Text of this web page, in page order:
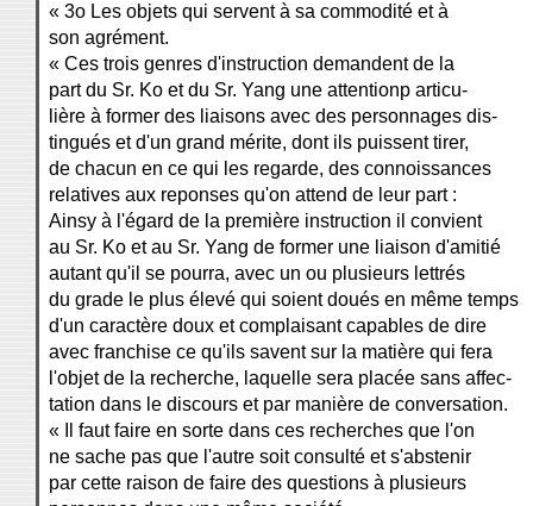
« 3o Les objets qui servent à sa commodité et à
son agrément.
« Ces trois genres d'instruction demandent de la
part du Sr. Ko et du Sr. Yang une attentionp articu-
lière à former des liaisons avec des personnages dis-
tingués et d'un grand mérite, dont ils puissent tirer,
de chacun en ce qui les regarde, des connoissances
relatives aux reponses qu'on attend de leur part :
Ainsy à l'égard de la première instruction il convient
au Sr. Ko et au Sr. Yang de former une liaison d'amitié
autant qu'il se pourra, avec un ou plusieurs lettrés
du grade le plus élevé qui soient doués en même temps
d'un caractère doux et complaisant capables de dire
avec franchise ce qu'ils savent sur la matière qui fera
l'objet de la recherche, laquelle sera placée sans affec-
tation dans le discours et par manière de conversation.
« Il faut faire en sorte dans ces recherches que l'on
ne sache pas que l'autre soit consulté et s'abstenir
par cette raison de faire des questions à plusieurs